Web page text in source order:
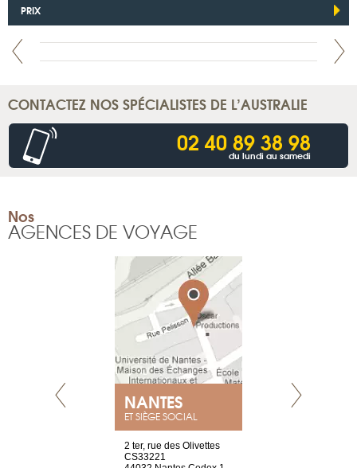
PRIX
CONTACTEZ NOS SPÉCIALISTES DE L’AUSTRALIE
02 40 89 38 98
du lundi au samedi
Nos
AGENCES DE VOYAGE
NANTES
ET SIÈGE SOCIAL
2 ter, rue des Olivettes
CS33221